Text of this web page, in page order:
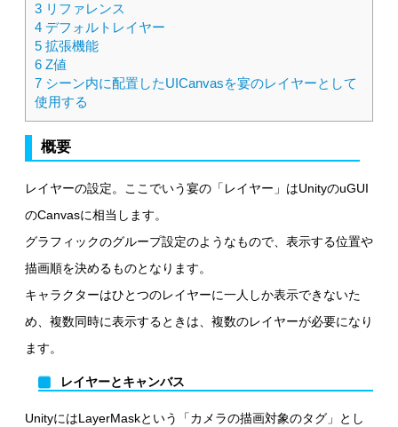
3 リファレンス
4 デフォルトレイヤー
5 拡張機能
6 Z値
7 シーン内に配置したUICanvasを宴のレイヤーとして
使用する
概要
レイヤーの設定。ここでいう宴の「レイヤー」はUnityのuGUI
のCanvasに相当します。
グラフィックのグループ設定のようなもので、表示する位置や
描画順を決めるものとなります。
キャラクターはひとつのレイヤーに一人しか表示できないた
め、複数同時に表示するときは、複数のレイヤーが必要になり
ます。
レイヤーとキャンバス
UnityにはLayerMaskという「カメラの描画対象のタグ」とし